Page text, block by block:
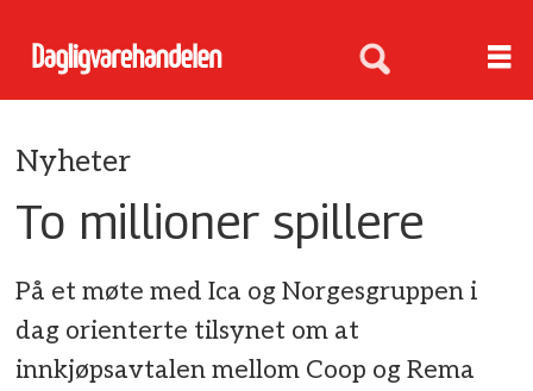
Nyheter
To millioner spillere
På et møte med Ica og Norgesgruppen i
dag orienterte tilsynet om at
innkjøpsavtalen mellom Coop og Rema